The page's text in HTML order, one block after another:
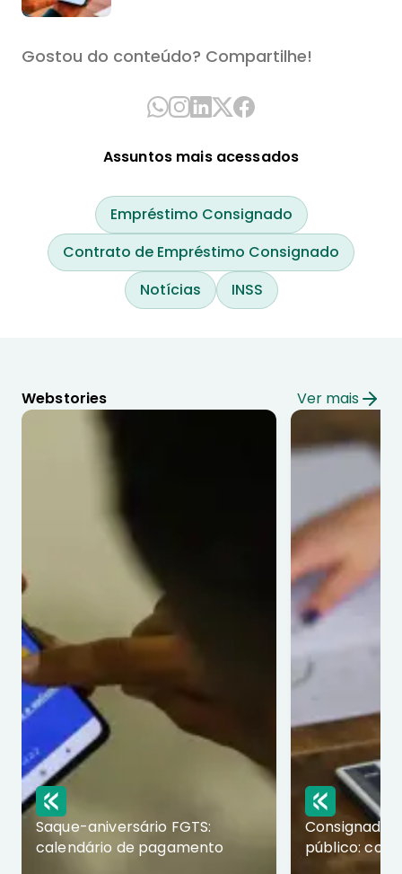
Gostou do conteúdo? Compartilhe!
Assuntos mais acessados
Empréstimo Consignado
Contrato de Empréstimo Consignado
Notícias
INSS
Webstories Ver mais
Saque-aniversário FGTS:
calendário de pagamento
Consignado
público: